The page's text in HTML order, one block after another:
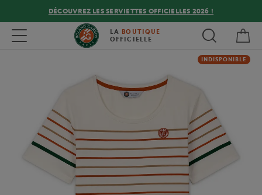
DÉCOUVREZ LES SERVIETTES OFFICIELLES 2026 !
Toggle navigation LA BOUTIQUE
OFFICIELLE
INDISPONIBLE